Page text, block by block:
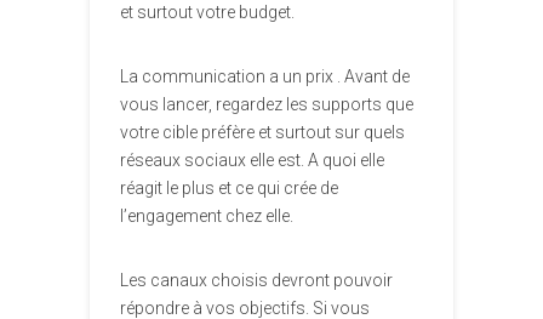
et surtout votre budget.
La communication a un prix . Avant de
vous lancer, regardez les supports que
votre cible préfère et surtout sur quels
réseaux sociaux elle est. A quoi elle
réagit le plus et ce qui crée de
l’engagement chez elle.
Les canaux choisis devront pouvoir
répondre à vos objectifs. Si vous